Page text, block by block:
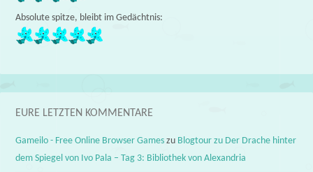
Absolute spitze, bleibt im Gedächtnis:
EURE LETZTEN KOMMENTARE
Gameilo - Free Online Browser Games zu Blogtour zu Der Drache hinter
dem Spiegel von Ivo Pala – Tag 3: Bibliothek von Alexandria